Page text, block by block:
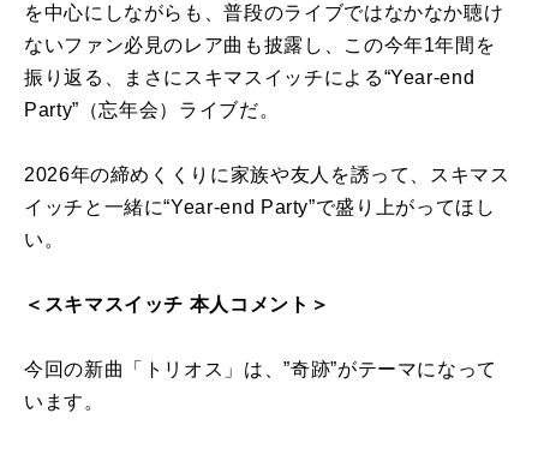
を中心にしながらも、普段のライブではなかなか聴け
ないファン必見のレア曲も披露し、この今年1年間を
振り返る、まさにスキマスイッチによる“Year-end
Party”（忘年会）ライブだ。
2026年の締めくくりに家族や友人を誘って、スキマス
イッチと一緒に“Year-end Party”で盛り上がってほし
い。
＜スキマスイッチ 本人コメント＞
今回の新曲「トリオス」は、”奇跡”がテーマになって
います。